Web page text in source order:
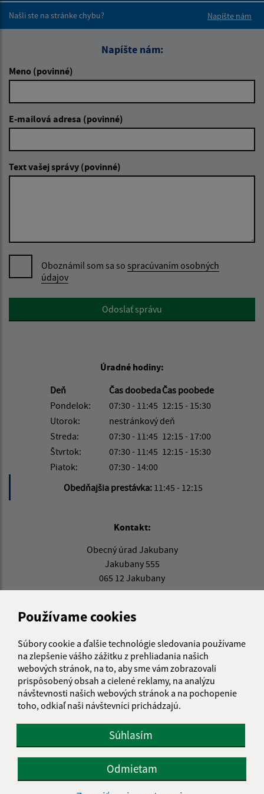
Používame cookies
Súbory cookie a ďalšie technológie sledovania používame
na zlepšenie vášho zážitku z prehliadania našich
webových stránok, na to, aby sme vám zobrazovali
prispôsobený obsah a cielené reklamy, na analýzu
návštevnosti našich webových stránok a na pochopenie
toho, odkiaľ naši návštevníci prichádzajú.
Súhlasím
Odmietam
Našli ste na stránke chybu?
Napíšte nám
Napíšte nám:
Meno (povinné)
E-mailová adresa (povinné)
Text vašej správy (povinné)
Oboznámil som sa so spracúvaním osobných
údajov
Google reCaptcha ResponseOdoslať správu
Úradné hodiny:
Deň
Čas doobedaČas poobede
Pondelok:
07:30 - 11:45 12:15 - 15:30
Utorok:
nestránkový deň
Streda:
07:30 - 11:45 12:15 - 17:00
Štvrtok:
07:30 - 11:45 12:15 - 15:30
Piatok:
07:30 - 14:00
Obedňajšia prestávka: 11:45 - 12:15
Kontakt:
Obecný úrad Jakubany
Jakubany 555
065 12 Jakubany
+421 524 283 651
IČO: 00329924